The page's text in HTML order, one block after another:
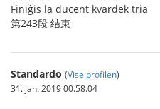
Finiĝis la ducent kvardek tria
第243段 结束
Standardo (Vise profilen)
31. jan. 2019 00.58.04